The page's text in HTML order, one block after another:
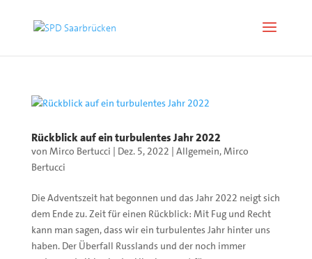
Rückblick auf ein turbulentes Jahr 2022
von Mirco Bertucci | Dez. 5, 2022 | Allgemein,Mirco
Bertucci
Die Adventszeit hat begonnen und das Jahr 2022 neigt sich
dem Ende zu. Zeit für einen Rückblick: Mit Fug und Recht
kann man sagen, dass wir ein turbulentes Jahr hinter uns
haben. Der Überfall Russlands und der noch immer